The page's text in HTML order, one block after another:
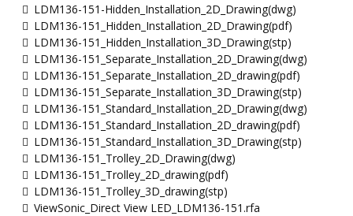
LDM136-151-Hidden_Installation_2D_Drawing(dwg)
LDM136-151_Hidden_Installation_2D_Drawing(pdf)
LDM136-151_Hidden_Installation_3D_Drawing(stp)
LDM136-151_Separate_Installation_2D_Drawing(dwg)
LDM136-151_Separate_Installation_2D_drawing(pdf)
LDM136-151_Separate_Installation_3D_Drawing(stp)
LDM136-151_Standard_Installation_2D_Drawing(dwg)
LDM136-151_Standard_Installation_2D_drawing(pdf)
LDM136-151_Standard_Installation_3D_Drawing(stp)
LDM136-151_Trolley_2D_Drawing(dwg)
LDM136-151_Trolley_2D_drawing(pdf)
LDM136-151_Trolley_3D_drawing(stp)
ViewSonic_Direct View LED_LDM136-151.rfa